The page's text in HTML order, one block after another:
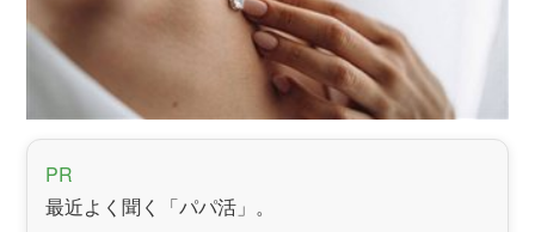
PR
最近よく聞く「パパ活」。